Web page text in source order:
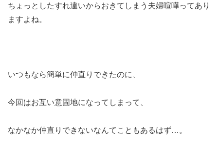
ちょっとしたすれ違いからおきてしまう夫婦喧嘩ってあり
ますよね。
いつもなら簡単に仲直りできたのに、
今回はお互い意固地になってしまって、
なかなか仲直りできないなんてこともあるはず…。